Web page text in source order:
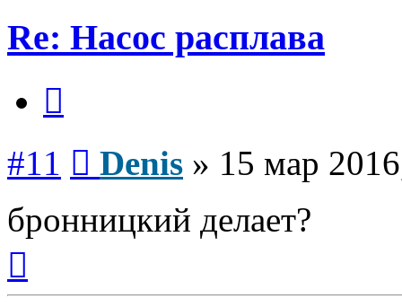
Re: Насос расплава
#11 Denis » 15 мар
бронницкий делает?
началу